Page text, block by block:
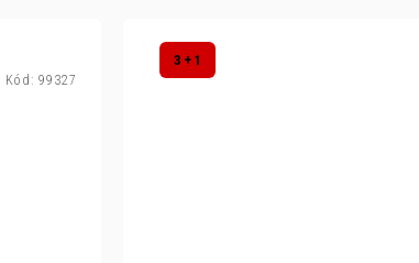
Kód: 99327
3 + 1